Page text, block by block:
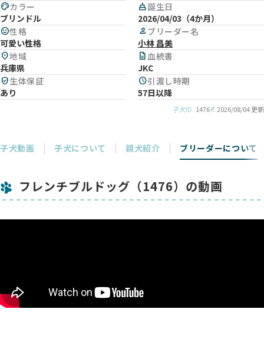
paletteカラー
ブリンドル
cake誕生日
2026/04/03（4か月）
mood性格
可愛い性格
person ブリーダー名
小林 昌美
location_on地域
兵庫県
description血統書
JKC
verified_user生体保証
あり
schedule引渡し時期
57日以降
子犬ID 1476 2026/08/04 更新
子犬動画 子犬について 親犬紹介 ブリーダーについて
フレンチブルドッグ（1476）の動画